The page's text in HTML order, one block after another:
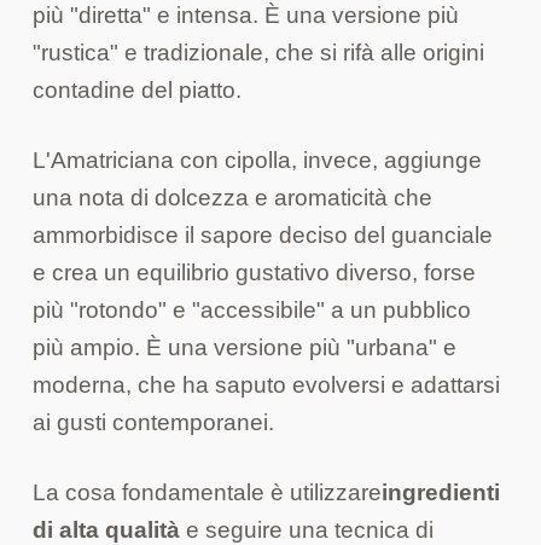
più "diretta" e intensa. È una versione più
"rustica" e tradizionale, che si rifà alle origini
contadine del piatto.
L'Amatriciana con cipolla, invece, aggiunge
una nota di dolcezza e aromaticità che
ammorbidisce il sapore deciso del guanciale
e crea un equilibrio gustativo diverso, forse
più "rotondo" e "accessibile" a un pubblico
più ampio. È una versione più "urbana" e
moderna, che ha saputo evolversi e adattarsi
ai gusti contemporanei.
La cosa fondamentale è utilizzareingredienti
di alta qualità e seguire una tecnica di